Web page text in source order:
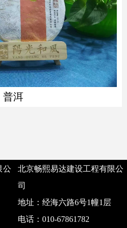
普洱
公
北京畅熙易达建设工程有限公
司
地址：经海六路6号1幢1层
​​​​​​​电话：010-67861782